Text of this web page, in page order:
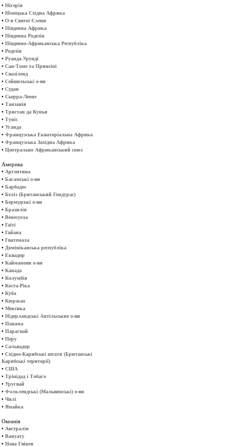
• Нігерія
• Німецька Східна Африка
• О-в Святої Єлени
• Південна Африка
• Південна Родезія
• Південно-Африканська Республіка
• Родезія
• Руанда-Урунді
• Сан-Томе та Принсіпі
• Свазіленд
• Сейшельські о-ви
• Судан
• Сьерра-Леоне
• Танзанія
• Тристан да Кунья
• Туніс
• Уганда
• Французська Екваторіальна Африка
• Французська Західна Африка
• Центрально Африканський союз
Америка
• Аргентина
• Багамські о-ви
• Барбадос
• Беліз (Британський Гондурас)
• Бермудські о-ви
• Бразилія
• Венесуела
• Гаїті
• Гайана
• Гватемала
• Домініканська республіка
• Еквадор
• Кайманови о-ви
• Канада
• Колумбія
• Коста-Ріка
• Куба
• Кюрасао
• Мексика
• Нідерландські Антільськие о-ви
• Панама
• Парагвай
• Перу
• Сальвадор
• Східно-Карибські штати (Британські
Карибські території)
• США
• Трінідад і Тобаго
• Уругвай
• Фолклендські (Мальвинські) о-ви
• Чилі
• Ямайка
Океанія
• Австралія
• Вануату
• Нова Гвінея